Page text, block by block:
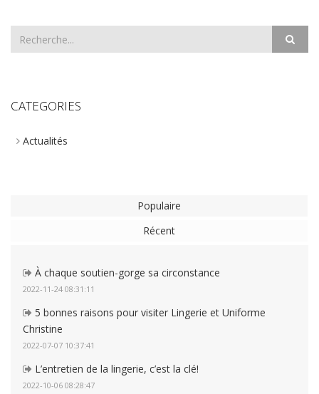
CATEGORIES
Actualités
Populaire
Récent
À chaque soutien-gorge sa circonstance
2022-11-24 08:31:11
5 bonnes raisons pour visiter Lingerie et Uniforme
Christine
2022-07-07 10:37:41
L’entretien de la lingerie, c’est la clé!
2022-10-06 08:28:47